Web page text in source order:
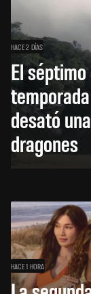
HACE 2 DÍAS
El
desató
dragones
HACE 1 HORA